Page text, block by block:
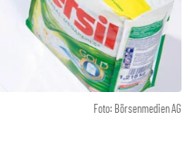
Foto: Börsenmedien AG